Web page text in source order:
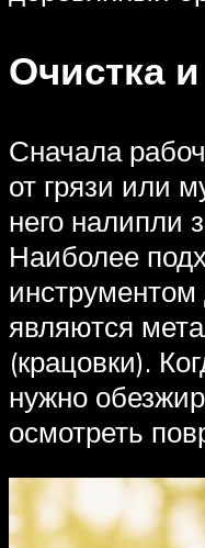
Очистка
Сначала
от грязи или
него налипли
Наиболее
являются
(крацовки).
нужно
осмотреть